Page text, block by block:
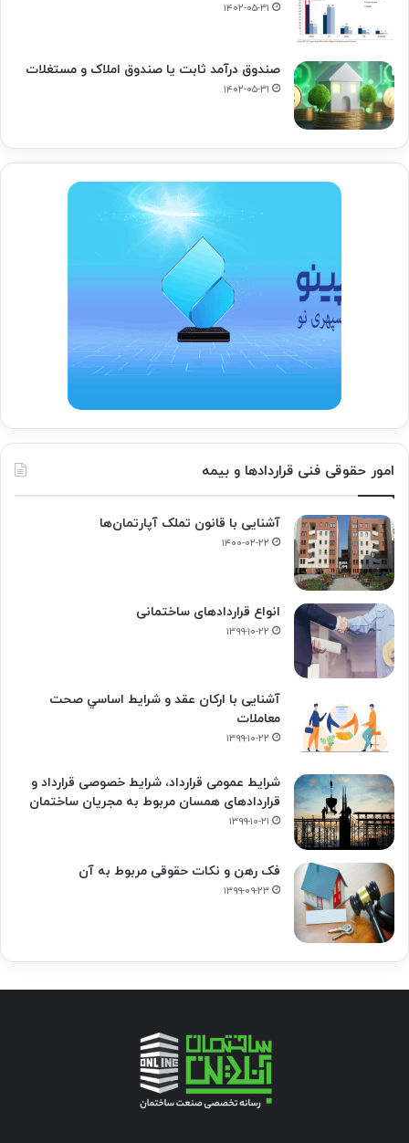
۱۴۰۲-۰۵-۳۱
صندوق درآمد ثابت یا صندوق املاک و مستغلات
۱۴۰۲-۰۵-۳۱
امور حقوقی فنی قراردادها و بیمه
آشنایی با قانون تملک آپارتمان‌ها
۱۴۰۰-۰۲-۲۲
انواع قراردادهای ساختمانی
۱۳۹۹-۱۰-۲۲
آشنایی با ارکان عقد و شرايط اساسي صحت
معاملات
۱۳۹۹-۱۰-۲۲
شرایط عمومی قرارداد، شرایط خصوصی قرارداد و
قراردادهای همسان مربوط به مجریان ساختمان
۱۳۹۹-۱۰-۲۱
فک‌ رهن و نکات حقوقی مربوط به آن
۱۳۹۹-۰۹-۲۳